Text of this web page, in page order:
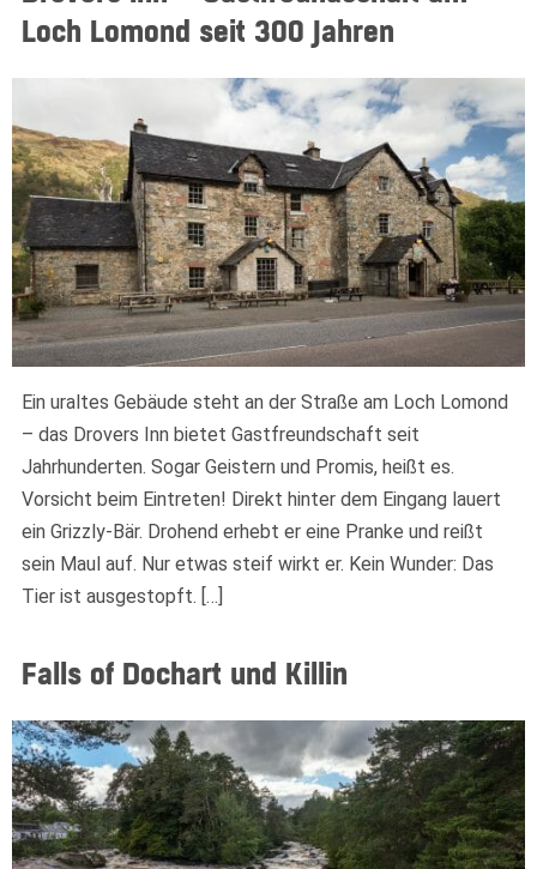
Loch Lomond seit 300 Jahren
Ein uraltes Gebäude steht an der Straße am Loch Lomond
– das Drovers Inn bietet Gastfreundschaft seit
Jahrhunderten. Sogar Geistern und Promis, heißt es.
Vorsicht beim Eintreten! Direkt hinter dem Eingang lauert
ein Grizzly-Bär. Drohend erhebt er eine Pranke und reißt
sein Maul auf. Nur etwas steif wirkt er. Kein Wunder: Das
Tier ist ausgestopft. […]
Falls of Dochart und Killin
Widerrufsformular
Widerruf bestätigen